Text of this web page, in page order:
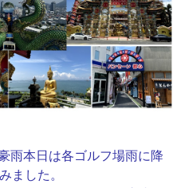
雨本日は各ゴルフ場雨に降
ました。